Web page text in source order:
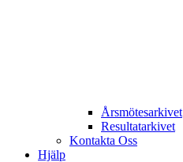
Årsmötesarkivet
Resultatarkivet
Kontakta Oss
Hjälp